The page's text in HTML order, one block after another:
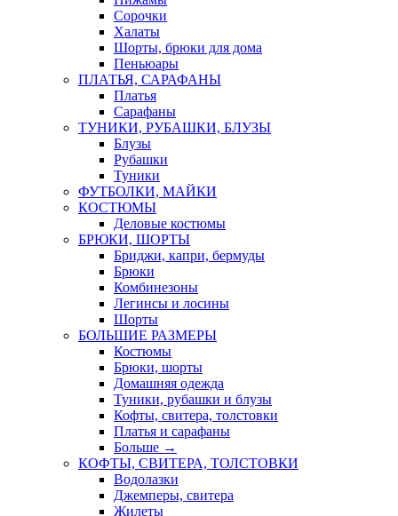
Сорочки
Халаты
Шорты, брюки для дома
Пеньюары
ПЛАТЬЯ, САРАФАНЫ
Платья
Сарафаны
ТУНИКИ, РУБАШКИ, БЛУЗЫ
Блузы
Рубашки
Туники
ФУТБОЛКИ, МАЙКИ
КОСТЮМЫ
Деловые костюмы
БРЮКИ, ШОРТЫ
Бриджи, капри, бермуды
Брюки
Комбинезоны
Легинсы и лосины
Шорты
БОЛЬШИЕ РАЗМЕРЫ
Костюмы
Брюки, шорты
Домашняя одежда
Туники, рубашки и блузы
Кофты, свитера, толстовки
Платья и сарафаны
Больше →
КОФТЫ, СВИТЕРА, ТОЛСТОВКИ
Водолазки
Джемперы, свитера
Жилеты